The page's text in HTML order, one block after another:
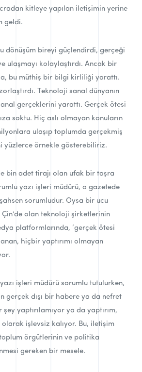
kitleye yapılan iletişimin yerine
geldi.
dönüşüm bireyi güçlendirdi, gerçeği
ulaşmayı kolaylaştırdı. Ancak bir
bu müthiş bir bilgi kirliliği yarattı.
Teknoloji sanal dünyanın
gerçeklerini yarattı. Gerçek ötesi
soktu. Hiç aslı olmayan konuların
ulaşıp toplumda gerçekmiş
yüzlerce örnekle gösterebiliriz.
bin adet tirajı olan ufak bir taşra
yazı işleri müdürü, o gazetede
sorumludur. Oysa bir ucu
olan teknoloji şirketlerinin
platformlarında, ‘gerçek ötesi
hiçbir yaptırımı olmayan
işleri müdürü sorumlu tutulurken,
gerçek dışı bir habere ya da nefret
yaptırılamıyor ya da yaptırım,
işlevsiz kalıyor. Bu, iletişim
örgütlerinin ve politika
gereken bir mesele.